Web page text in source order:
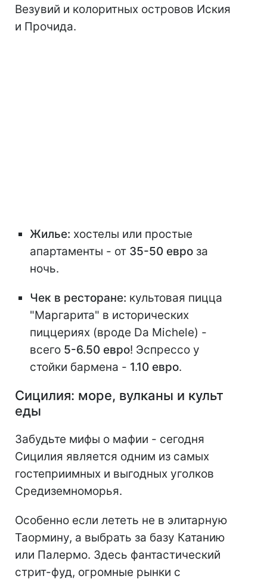
Везувий и колоритных островов Иския
и Прочида.
Жилье: хостелы или простые
апартаменты - от 35-50 евро за
ночь.
Чек в ресторане: культовая пицца
"Маргарита" в исторических
пиццериях (вроде Da Michele) -
всего 5-6.50 евро! Эспрессо у
стойки бармена - 1.10 евро.
Сицилия: море, вулканы и культ
еды
Забудьте мифы о мафии - сегодня
Сицилия является одним из самых
гостеприимных и выгодных уголков
Средиземноморья.
Особенно если лететь не в элитарную
Таормину, а выбрать за базу Катанию
или Палермо. Здесь фантастический
стрит-фуд, огромные рынки с